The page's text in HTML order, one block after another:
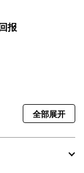
报
全部展开